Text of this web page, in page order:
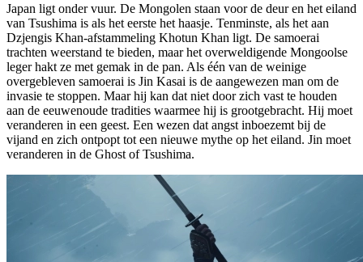
Japan ligt onder vuur. De Mongolen staan voor de deur en het eiland
van Tsushima is als het eerste het haasje. Tenminste, als het aan
Dzjengis Khan-afstammeling Khotun Khan ligt. De samoerai
trachten weerstand te bieden, maar het overweldigende Mongoolse
leger hakt ze met gemak in de pan. Als één van de weinige
overgebleven samoerai is Jin Kasai is de aangewezen man om de
invasie te stoppen. Maar hij kan dat niet door zich vast te houden
aan de eeuwenoude tradities waarmee hij is grootgebracht. Hij moet
veranderen in een geest. Een wezen dat angst inboezemt bij de
vijand en zich ontpopt tot een nieuwe mythe op het eiland. Jin moet
veranderen in de Ghost of Tsushima.